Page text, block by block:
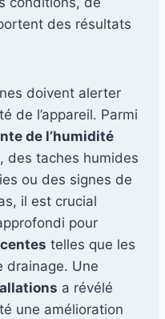
des résultats
doivent alerter
de l’appareil. Parmi
de l’humidité
des taches humides
ou des signes de
il est crucial
pour
telles que les
drainage. Une
a révélé
une amélioration